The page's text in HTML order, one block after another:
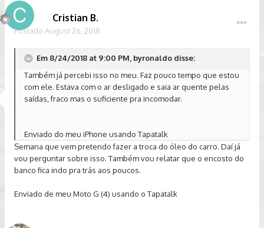
Cristian B.
Postado August 26, 2018
Em 8/24/2018 at 9:00 PM, byronaldo disse:
Também já percebi isso no meu. Faz pouco tempo que estou
com ele. Estava com o ar desligado e saia ar quente pelas
saídas, fraco mas o suficiente pra incomodar.
Enviado do meu iPhone usando Tapatalk
Semana que vem pretendo fazer a troca do óleo do carro. Daí já
vou perguntar sobre isso. Também vou relatar que o encosto do
banco fica indo pra trás aos poucos.
Enviado de meu Moto G (4) usando o Tapatalk